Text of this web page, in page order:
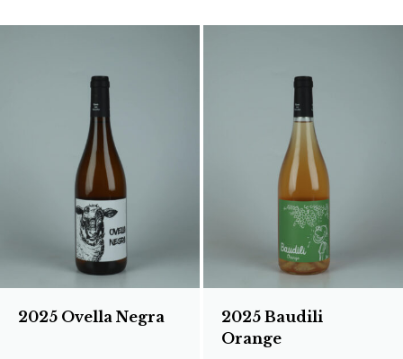
2025 Ovella Negra
2025 Baudili
Orange